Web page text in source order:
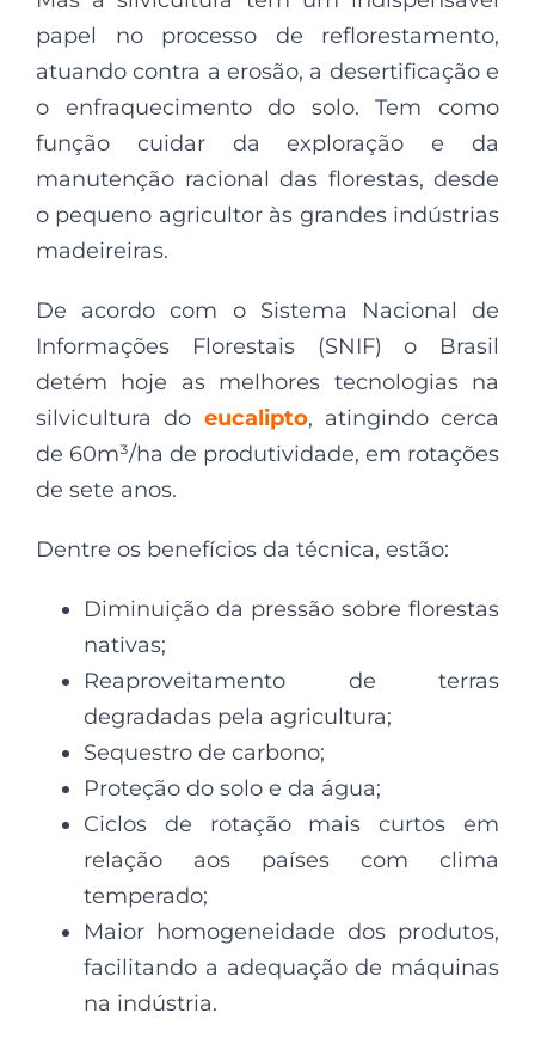
papel no processo de reflorestamento,
atuando contra a erosão, a desertificação e
o enfraquecimento do solo. Tem como
função cuidar da exploração e da
manutenção racional das florestas, desde
o pequeno agricultor às grandes indústrias
madeireiras.
De acordo com o Sistema Nacional de
Informações Florestais (SNIF) o Brasil
detém hoje as melhores tecnologias na
silvicultura do eucalipto, atingindo cerca
de 60m³/ha de produtividade, em rotações
de sete anos.
Dentre os benefícios da técnica, estão:
Diminuição da pressão sobre florestas
nativas;
Reaproveitamento de terras
degradadas pela agricultura;
Sequestro de carbono;
Proteção do solo e da água;
Ciclos de rotação mais curtos em
relação aos países com clima
temperado;
Maior homogeneidade dos produtos,
facilitando a adequação de máquinas
na indústria.